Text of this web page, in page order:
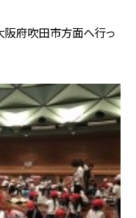
阪府吹田市方面へ行っ